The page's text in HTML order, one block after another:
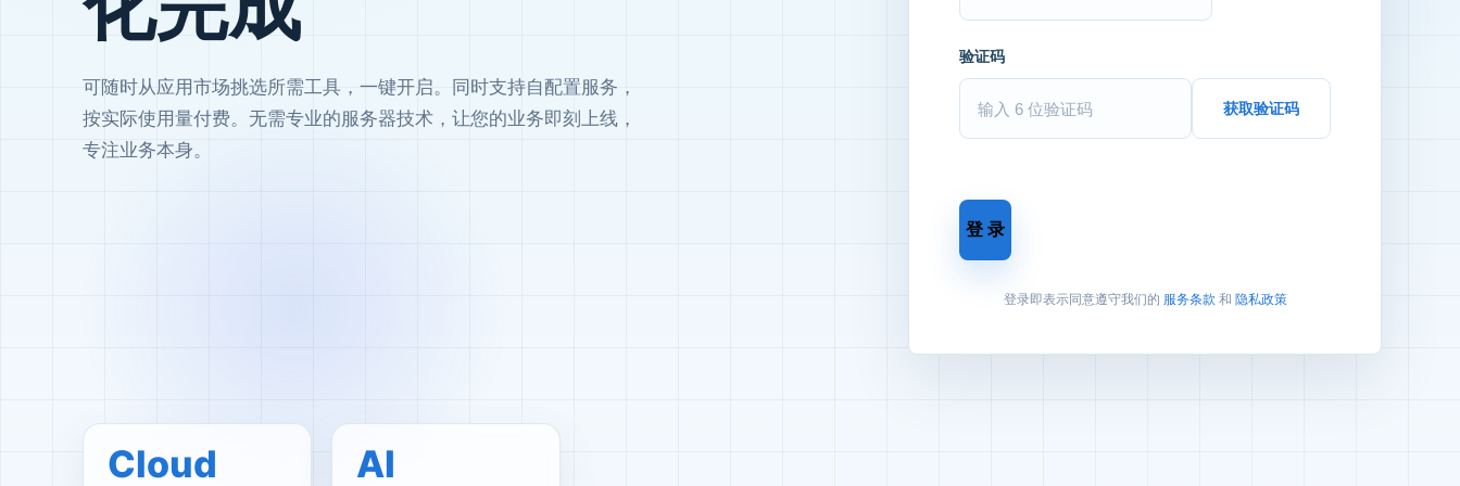
可随时从应用市场挑选所需工具，一键开启。同时支持自配置服务，
按实际使用量付费。无需专业的服务器技术，让您的业务即刻上线，
专注业务本身。
Cloud AI
验证码
获取验证码
登 录
登录即表示同意遵守我们的 服务条款 和 隐私政策